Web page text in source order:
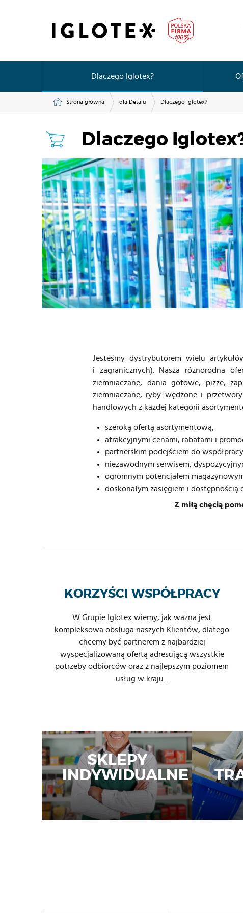
Dlaczego Iglotex?
Strona główna dla Detalu Dlaczego Iglotex?
Dlaczego
Jesteśmy dystrybutorem wielu
i zagranicznych). Nasza różnorodna
ziemniaczane, dania gotowe, pizze,
ziemniaczane, ryby wędzone i
handlowych z każdej kategorii
szeroką ofertą asortymentową,
atrakcyjnymi cenami, rabatami i
partnerskim podejściem do
niezawodnym serwisem,
ogromnym potencjałem
doskonałym zasięgiem i dostępnością
Z miłą chęcią
KORZYŚCI WSPÓŁPRACY
W Grupie Iglotex wiemy, jak ważna jest
kompleksowa obsługa naszych Klientów, dlatego
chcemy być partnerem z najbardziej
wyspecjalizowaną ofertą adresującą wszystkie
potrzeby odbiorców oraz z najlepszym poziomem
usług w kraju...
SKLEPY
INDYWIDUALNE